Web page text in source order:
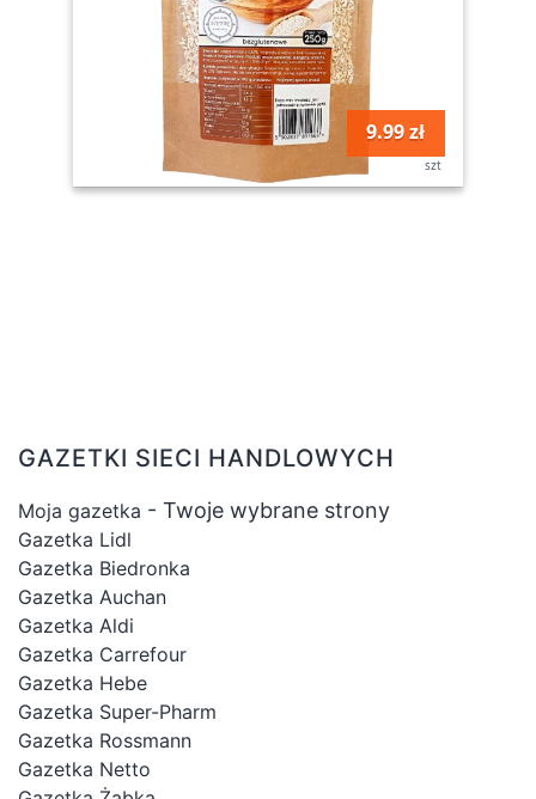
9.99 zł
szt
GAZETKI SIECI HANDLOWYCH
Moja gazetka - Twoje wybrane strony
Gazetka Lidl
Gazetka Biedronka
Gazetka Auchan
Gazetka Aldi
Gazetka Carrefour
Gazetka Hebe
Gazetka Super-Pharm
Gazetka Rossmann
Gazetka Netto